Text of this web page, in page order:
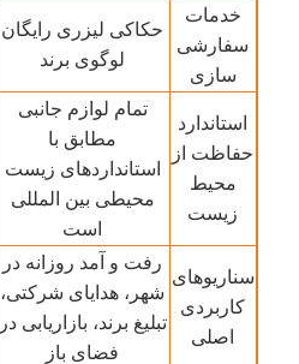
چترهای مقاوم در برابر اشعه UV
چتر بچه گانه
چترهای ساحل
چترهای خلاقانه
خدمات
سفارشی
سازی
حکاکی لیزری رایگان
لوگوی برند
استاندارد
حفاظت از
محیط
زیست
تمام لوازم جانبی
مطابق با
استانداردهای زیست
محیطی بین المللی
است
سناریوهای
کاربردی
اصلی
رفت و آمد روزانه در
شهر، هدایای شرکتی،
تبلیغ برند، بازاریابی در
فضای باز